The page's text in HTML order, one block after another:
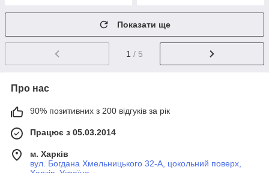
Показати ще
1 / 5
Про нас
90% позитивних з 200 відгуків за рік
Працює з 05.03.2014
м. Харків
вул. Богдана Хмельницького 32-А, цокольний поверх,